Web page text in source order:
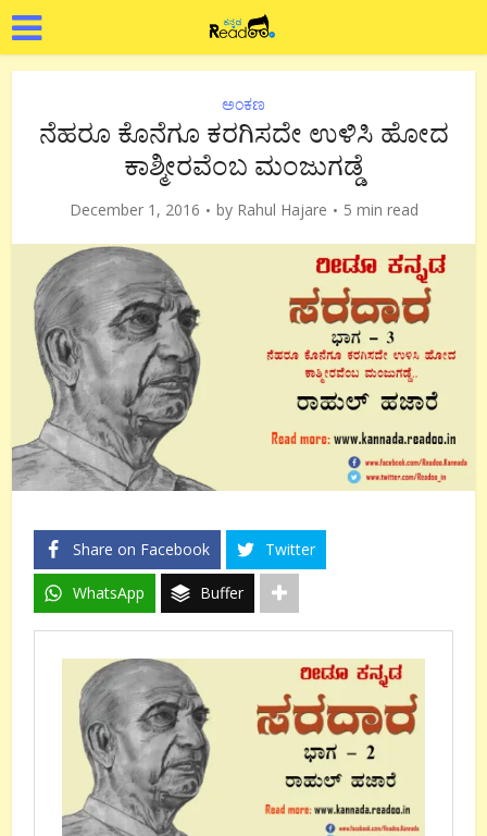
ಅಂಕಣ
ನೆಹರೂ ಕೊನೆಗೂ ಕರಗಿಸದೇ ಉಳಿಸಿ ಹೋದ
ಕಾಶ್ಮೀರವೆಂಬ ಮಂಜುಗಡ್ಡೆ
December 1, 2016 by Rahul Hajare 5 min read
Share on Facebook Twitter
WhatsApp Buffer